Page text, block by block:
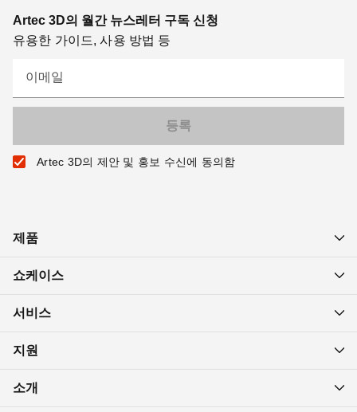
Artec 3D의 월간 뉴스레터 구독 신청
유용한 가이드, 사용 방법 등
이메일
Artec 3D의 제안 및 홍보 수신에 동의함
제품
쇼케이스
서비스
지원
소개